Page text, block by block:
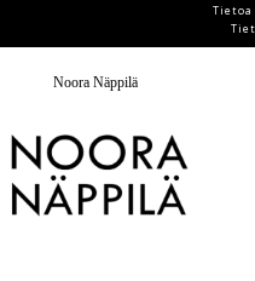
Noora Näppilä